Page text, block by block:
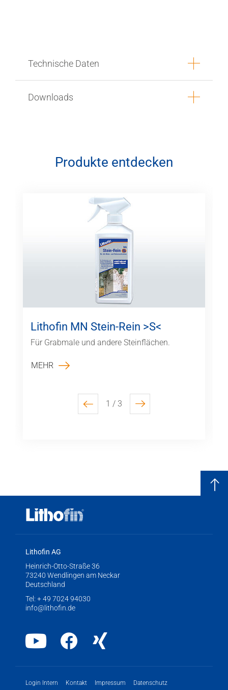
Technische Daten
Downloads
Produkte entdecken
previous
1 / 3 next
Lithofin MN Stein-Rein >S<
Für Grabmale und andere Steinflächen.
MEHR
Lithofin AG
Heinrich-Otto-Straße 36
73240 Wendlingen am Neckar
Deutschland
Tel: + 49 7024 94030
info@lithofin.de
YoutubeFacebook
Login Intern Kontakt Impressum Datenschutz